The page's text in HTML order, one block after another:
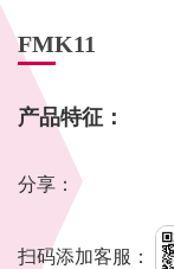
FMK11
产品特征：
分享：
扫码添加客服：